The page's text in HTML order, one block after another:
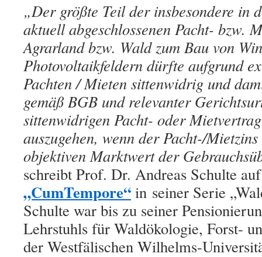
„Der größte Teil der insbesondere in
aktuell abgeschlossenen Pacht- bzw.
Agrarland bzw. Wald zum Bau von
Photovoltaikfeldern dürfte aufgrund
Pachten / Mieten sittenwidrig und
gemäß BGB und relevanter
sittenwidrigen Pacht- oder
auszugehen, wenn der Pacht-/
objektiven Marktwert der
schreibt Prof. Dr. Andreas Schulte
„CumTempore“ in seiner Serie
Schulte war bis zu seiner
Lehrstuhls für Waldökologie, Forst-
der Westfälischen Wilhelms-